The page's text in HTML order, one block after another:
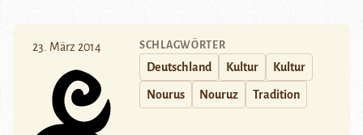
23. März 2014 SCHLAGWÖRTER
Deutschland Kultur Kultur
Nourus Nouruz Tradition